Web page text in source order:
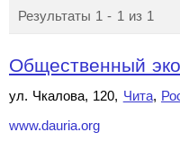
Результаты 1 - 1 из 1
Общественный
ул. Чкалова, 120, Чита,
www.dauria.org